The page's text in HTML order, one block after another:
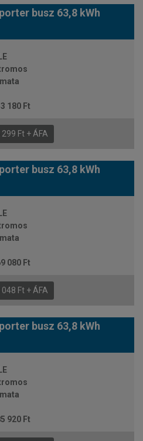
busz 63,8 kWh
180 Ft
Ft + ÁFA
busz 63,8 kWh
080 Ft
Ft + ÁFA
busz 63,8 kWh
920 Ft